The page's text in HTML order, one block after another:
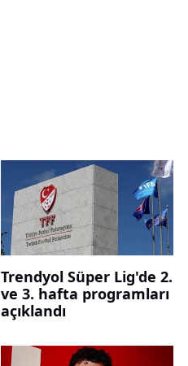
Trendyol Süper Lig'de 2.
ve 3. hafta programları
açıklandı